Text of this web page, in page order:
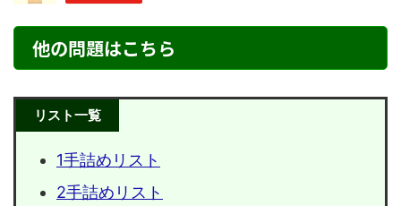
他の問題はこちら
リスト一覧
1手詰めリスト
2手詰めリスト